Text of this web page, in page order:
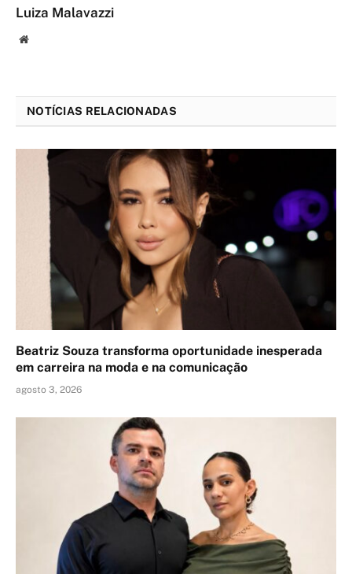
Luiza Malavazzi
Website
NOTÍCIAS RELACIONADAS
Beatriz Souza transforma oportunidade inesperada
em carreira na moda e na comunicação
agosto 3, 2026